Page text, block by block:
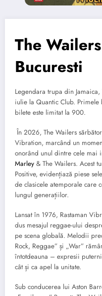
The
Bucuresti
Legendara trupa din
iulie la Quantic Club.
bilete este limitat la 900.
În 2026, The Wailers
Vibration, marcând un
onorând unul dintre cele mai
Marley & The Wailers. Acest
Positive, evidențiază piese
de clasicele atemporale care
lungul generațiilor.
Lansat în 1976, Rastaman
dus mesajul reggae-ului
pe scena globală. Melodii
Rock, Reggae” și „War”
întotdeauna – expresii
cât și ca apel la unitate.
Sub conducerea lui Aston